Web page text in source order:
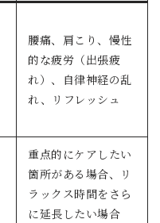
腰痛、肩こり、慢性
的な疲労（出張疲
れ）、自律神経の乱
れ、リフレッシュ
重点的にケアしたい
箇所がある場合、リ
ラックス時間をさら
に延長したい場合